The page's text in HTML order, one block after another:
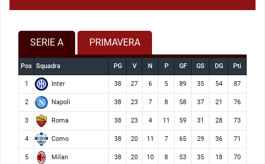
SERIE A PRIMAVERA
Pos Squadra PG V N P GF GS DG Pti
1 Inter 38 27 6 5 89 35 54 87
2 Napoli 38 23 7 8 58 37 21 76
3 Roma 38 23 4 11 59 31 28 73
4 Como 38 20 11 7 65 29 36 71
5 Milan 38 20 10 8 53 35 18 70